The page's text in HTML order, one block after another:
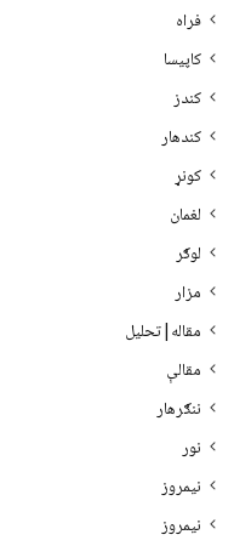
فراه
کاپیسا
کندز
کندهار
کونړ
لغمان
لوګر
مزار
مقاله|تحلیل
مقالې
ننګرهار
نور
نيمروز
نیمروز